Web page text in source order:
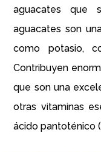
aguacates que
aguacates son
como potasio,
Contribuyen
que son una
otras vitaminas
ácido pantoténico